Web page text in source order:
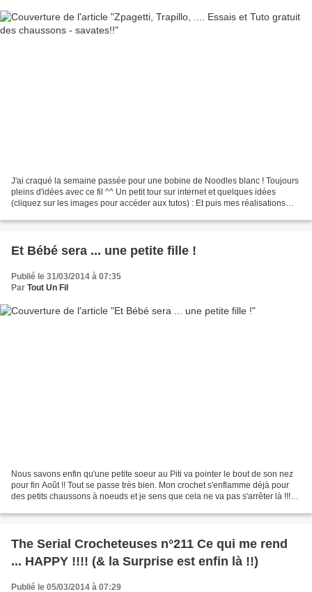
J'ai craqué la semaine passée pour une bobine de Noodles blanc ! Toujours
pleins d'idées avec ce fil ^^ Un petit tour sur internet et quelques idées
(cliquez sur les images pour accéder aux tutos) : Et puis mes réalisations
Et Bébé sera ... une petite fille !
Publié le 31/03/2014 à 07:35
Par Tout Un Fil
Nous savons enfin qu'une petite soeur au Piti va pointer le bout de son nez
pour fin Août !! Tout se passe très bien. Mon crochet s'enflamme déjà pour
des petits chaussons à noeuds et je sens que cela ne va pas s'arrêter là !!!
The Serial Crocheteuses n°211 Ce qui me rend
... HAPPY !!!! (& la Surprise est enfin là !!)
Publié le 05/03/2014 à 07:29